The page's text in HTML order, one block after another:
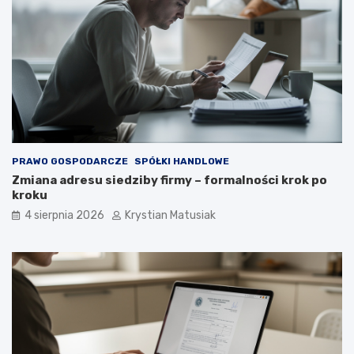
PRAWO GOSPODARCZE SPÓŁKI HANDLOWE
Zmiana adresu siedziby firmy – formalności krok po
kroku
4 sierpnia 2026 Krystian Matusiak